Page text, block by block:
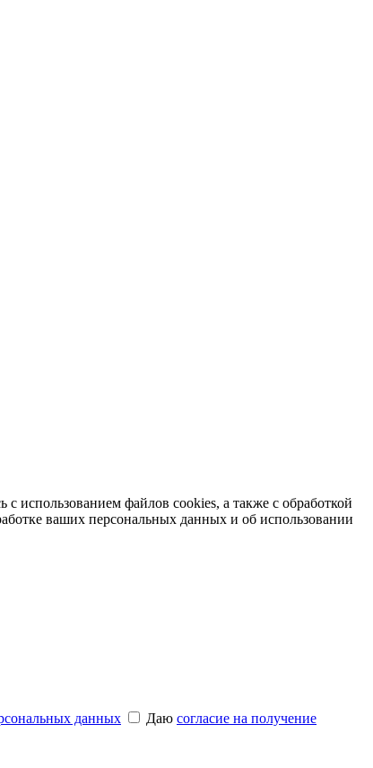
использованием файлов cookies, а также с обработкой
ваших персональных данных и об использовании
данных Даю согласие на получение